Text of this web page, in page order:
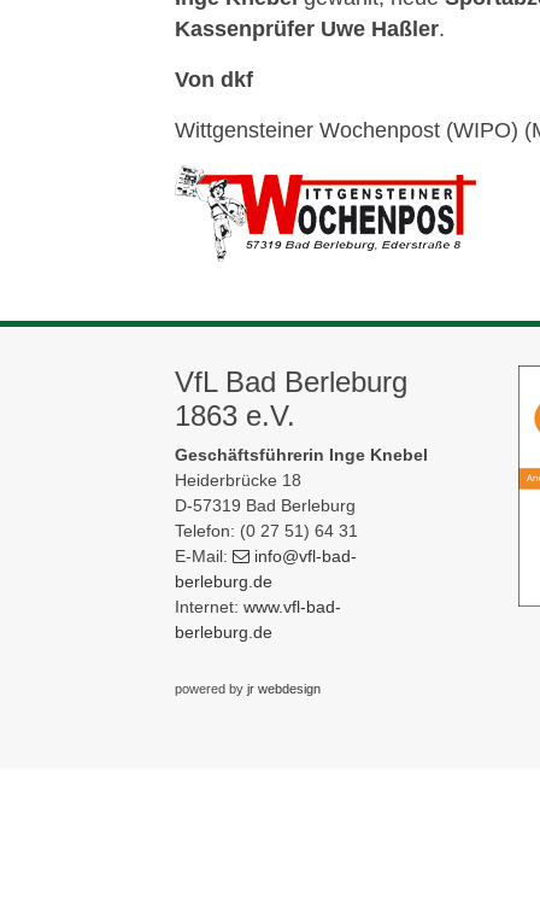
Kassenprüfer Uwe Haßler.
Von dkf
Wittgensteiner Wochenpost (WIPO)
VfL Bad Berleburg
1863 e.V.
Geschäftsführerin Inge Knebel
Heiderbrücke 18
D-57319 Bad Berleburg
Telefon: (0 27 51) 64 31
E-Mail:
info@vfl-bad-
berleburg .de
Internet: www.vfl-bad-
berleburg.de
powered by jr webdesign